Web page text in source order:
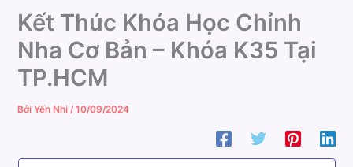
Kết Thúc Khóa Học Chỉnh
Nha Cơ Bản – Khóa K35 Tại
TP.HCM
BởiYến Nhi /10/09/2024